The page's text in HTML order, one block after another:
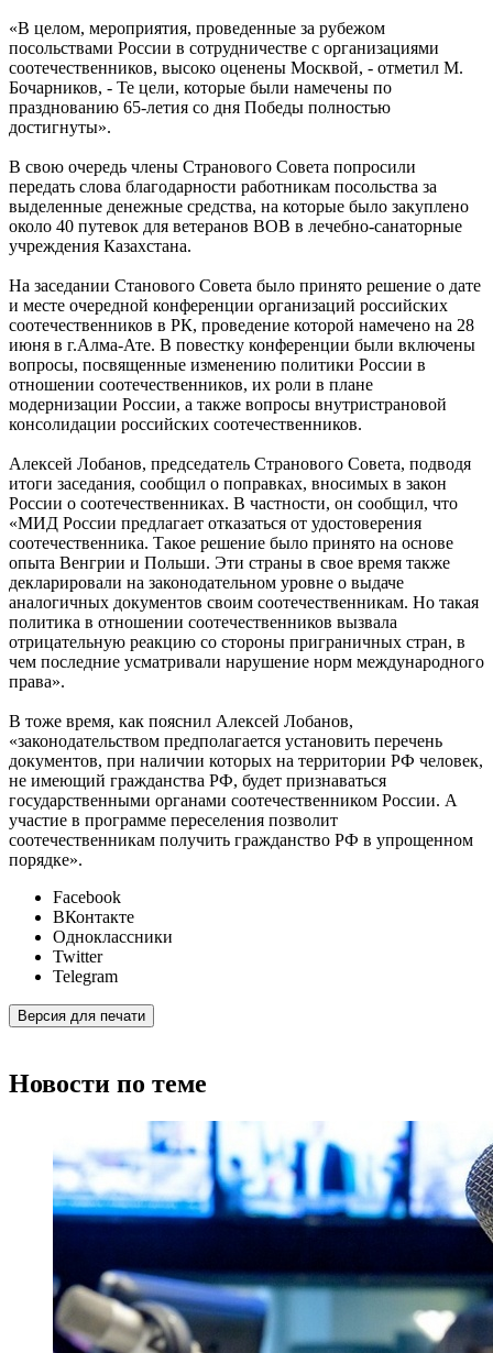
«В целом, мероприятия, проведенные за рубежом
посольствами России в сотрудничестве с организациями
соотечественников, высоко оценены Москвой, - отметил М.
Бочарников, - Те цели, которые были намечены по
празднованию 65-летия со дня Победы полностью
достигнуты».
В свою очередь члены Странового Совета попросили
передать слова благодарности работникам посольства за
выделенные денежные средства, на которые было закуплено
около 40 путевок для ветеранов ВОВ в лечебно-санаторные
учреждения Казахстана.
На заседании Станового Совета было принято решение о дате
и месте очередной конференции организаций российских
соотечественников в РК, проведение которой намечено на 28
июня в г.Алма-Ате. В повестку конференции были включены
вопросы, посвященные изменению политики России в
отношении соотечественников, их роли в плане
модернизации России, а также вопросы внутристрановой
консолидации российских соотечественников.
Алексей Лобанов, председатель Странового Совета, подводя
итоги заседания, сообщил о поправках, вносимых в закон
России о соотечественниках. В частности, он сообщил, что
«МИД России предлагает отказаться от удостоверения
соотечественника. Такое решение было принято на основе
опыта Венгрии и Польши. Эти страны в свое время также
декларировали на законодательном уровне о выдаче
аналогичных документов своим соотечественникам. Но такая
политика в отношении соотечественников вызвала
отрицательную реакцию со стороны приграничных стран, в
чем последние усматривали нарушение норм международного
права».
В тоже время, как пояснил Алексей Лобанов,
«законодательством предполагается установить перечень
документов, при наличии которых на территории РФ человек,
не имеющий гражданства РФ, будет признаваться
государственными органами соотечественником России. А
участие в программе переселения позволит
соотечественникам получить гражданство РФ в упрощенном
порядке».
Facebook
ВКонтакте
Одноклассники
Twitter
Telegram
Версия для печати
Новости по теме